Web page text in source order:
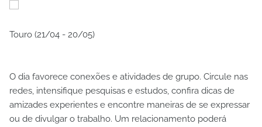
Touro (21/04 - 20/05)
O dia favorece conexões e atividades de grupo. Circule nas
redes, intensifique pesquisas e estudos, confira dicas de
amizades experientes e encontre maneiras de se expressar
ou de divulgar o trabalho. Um relacionamento poderá